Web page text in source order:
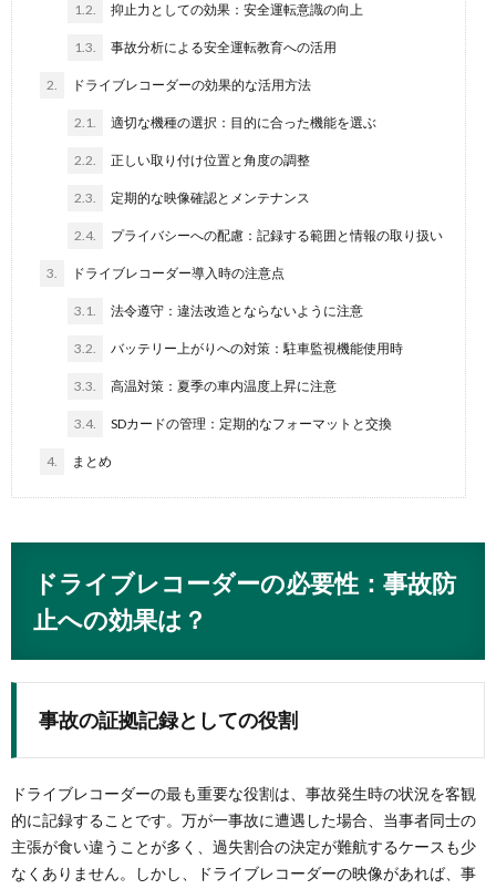
1.2. 抑止力としての効果：安全運転意識の向上
1.3. 事故分析による安全運転教育への活用
2. ドライブレコーダーの効果的な活用方法
2.1. 適切な機種の選択：目的に合った機能を選ぶ
2.2. 正しい取り付け位置と角度の調整
2.3. 定期的な映像確認とメンテナンス
2.4. プライバシーへの配慮：記録する範囲と情報の取り扱い
3. ドライブレコーダー導入時の注意点
3.1. 法令遵守：違法改造とならないように注意
3.2. バッテリー上がりへの対策：駐車監視機能使用時
3.3. 高温対策：夏季の車内温度上昇に注意
3.4. SDカードの管理：定期的なフォーマットと交換
4. まとめ
ドライブレコーダーの必要性：事故防
止への効果は？
事故の証拠記録としての役割
ドライブレコーダーの最も重要な役割は、事故発生時の状況を客観
的に記録することです。万が一事故に遭遇した場合、当事者同士の
主張が食い違うことが多く、過失割合の決定が難航するケースも少
なくありません。しかし、ドライブレコーダーの映像があれば、事